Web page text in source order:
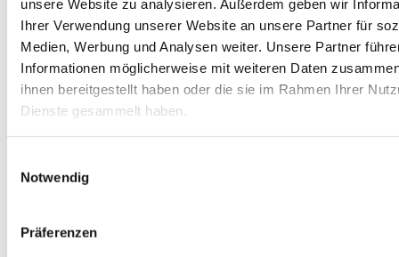
unsere Website zu analysieren. Außerdem geben wir
Ihrer Verwendung unserer Website an unsere Partner für
Medien, Werbung und Analysen weiter. Unsere Partner
Informationen möglicherweise mit weiteren Daten
ihnen bereitgestellt haben oder die sie im Rahmen Ihrer
Dienste gesammelt haben.
Notwendig
Präferenzen